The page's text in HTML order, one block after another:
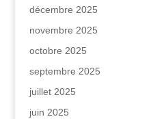
décembre 2025
novembre 2025
octobre 2025
septembre 2025
juillet 2025
juin 2025